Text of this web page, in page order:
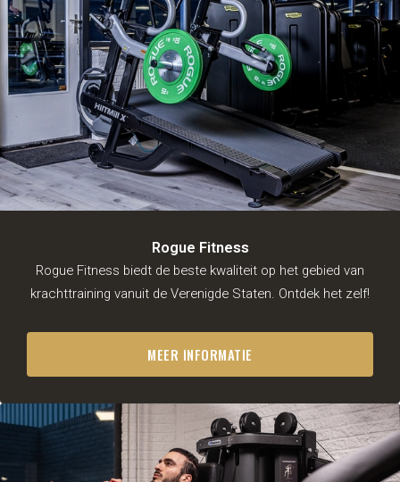
Over ons
Tarieven
Impressie
Lesrooster
Lesrooster
Gymleco
Rogue Fitness
Nautilus
Voor personal
trainers
NL
Rogue Fitness
Rogue Fitness biedt de beste kwaliteit op het gebied van
krachttraining vanuit de Verenigde Staten. Ontdek het zelf!
MEER INFORMATIE